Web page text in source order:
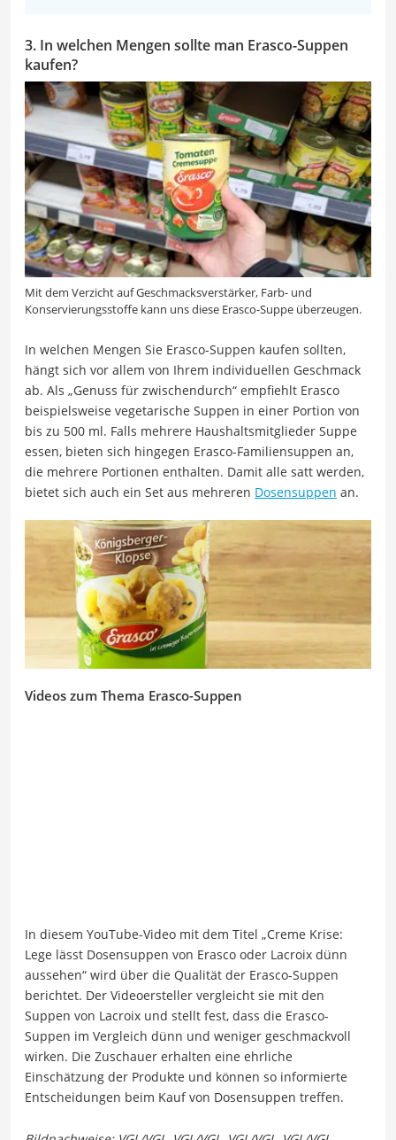
3. In welchen Mengen sollte man Erasco-Suppen
kaufen?
Mit dem Verzicht auf Geschmacksverstärker, Farb- und
Konservierungsstoffe kann uns diese Erasco-Suppe überzeugen.
In welchen Mengen Sie Erasco-Suppen kaufen sollten,
hängt sich vor allem von Ihrem individuellen Geschmack
ab. Als „Genuss für zwischendurch“ empfiehlt Erasco
beispielsweise vegetarische Suppen in einer Portion von
bis zu 500 ml. Falls mehrere Haushaltsmitglieder Suppe
essen, bieten sich hingegen Erasco-Familiensuppen an,
die mehrere Portionen enthalten. Damit alle satt werden,
bietet sich auch ein Set aus mehreren Dosensuppen an.
Videos zum Thema Erasco-Suppen
In diesem YouTube-Video mit dem Titel „Creme Krise:
Lege lässt Dosensuppen von Erasco oder Lacroix dünn
aussehen“ wird über die Qualität der Erasco-Suppen
berichtet. Der Videoersteller vergleicht sie mit den
Suppen von Lacroix und stellt fest, dass die Erasco-
Suppen im Vergleich dünn und weniger geschmackvoll
wirken. Die Zuschauer erhalten eine ehrliche
Einschätzung der Produkte und können so informierte
Entscheidungen beim Kauf von Dosensuppen treffen.